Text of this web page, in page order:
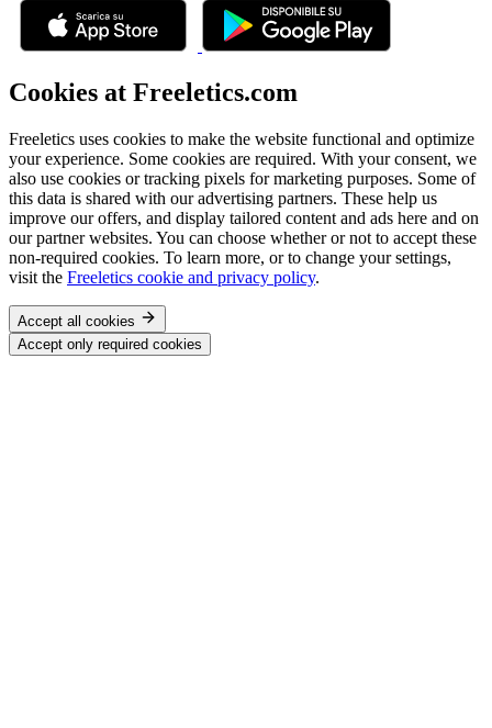
Cookies at Freeletics.com
Freeletics uses cookies to make the website functional and optimize
your experience. Some cookies are required. With your consent, we
also use cookies or tracking pixels for marketing purposes. Some of
this data is shared with our advertising partners. These help us
improve our offers, and display tailored content and ads here and on
our partner websites. You can choose whether or not to accept these
non-required cookies. To learn more, or to change your settings,
visit the Freeletics cookie and privacy policy.
Accept all cookies
Accept only required cookies